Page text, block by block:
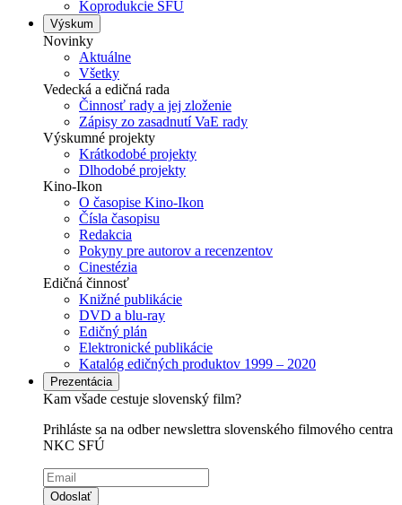
Koprodukcie SFÚ
Výskum
Novinky
Aktuálne
Všetky
Vedecká a edičná rada
Činnosť rady a jej zloženie
Zápisy zo zasadnutí VaE rady
Výskumné projekty
Krátkodobé projekty
Dlhodobé projekty
Kino-Ikon
O časopise Kino-Ikon
Čísla časopisu
Redakcia
Pokyny pre autorov a recenzentov
Cinestézia
Edičná činnosť
Knižné publikácie
DVD a blu-ray
Edičný plán
Elektronické publikácie
Katalóg edičných produktov 1999 – 2020
Prezentácia
Kam všade cestuje slovenský film?
Prihláste sa na odber newslettra slovenského filmového centra
NKC SFÚ
Odoslať